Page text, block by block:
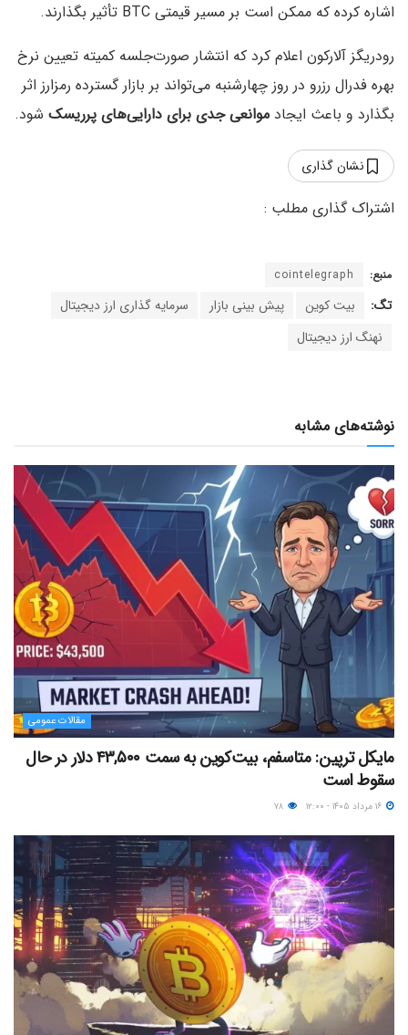
اشاره کرده که ممکن است بر مسیر قیمتی BTC تأثیر بگذارند.
رودریگز آلارکون اعلام کرد که انتشار صورت‌جلسه کمیته تعیین نرخ
بهره فدرال رزرو در روز چهارشنبه می‌تواند بر بازار گسترده رمزارز اثر
بگذارد و باعث ایجاد موانعی جدی برای دارایی‌های پرریسک شود.
نشان گذاری
منبع: cointelegraph
تگ: بیت کوین پیش بینی بازار
سرمایه گذاری ارز دیجیتال
نهنگ ارز دیجیتال
نوشته‌های مشابه
مقالات عمومی
مایکل ترپین: متاسفم، بیت‌کوین به سمت ۴۳,۵۰۰ دلار در حال
سقوط است